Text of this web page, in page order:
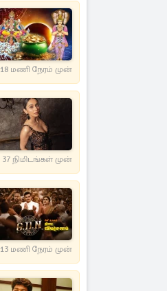
18 மணி நேரம் முன்
37 நிமிடங்கள் முன்
13 மணி நேரம் முன்